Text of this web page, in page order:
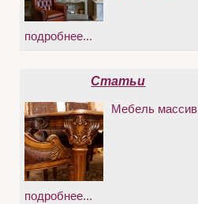
подробнее...
Статьи
Мебель массив
подробнее...